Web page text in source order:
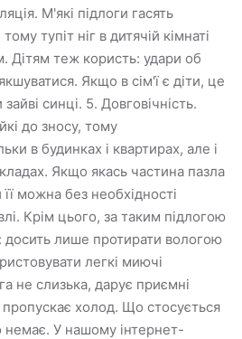
М'які підлоги гасять
тупіт ніг в дитячій кімнаті
Дітям теж користь: удари об
Якщо в сім'ї є діти, це
синці. 5. Довговічність.
до зносу, тому
в будинках і квартирах, але і
Якщо якась частина пазла
можна без необхідності
Крім цього, за таким підлогою
досить лише протирати вологою
легкі миючі
не слизька, дарує приємні
пропускає холод. Що стосується
немає. У нашому інтернет-